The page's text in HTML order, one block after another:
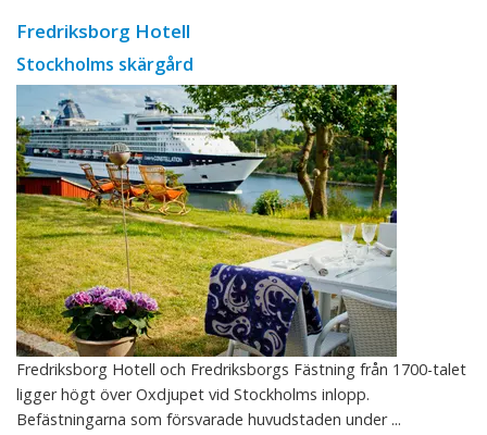
Fredriksborg Hotell
Stockholms skärgård
Fredriksborg Hotell och Fredriksborgs Fästning från 1700-talet
ligger högt över Oxdjupet vid Stockholms inlopp.
Befästningarna som försvarade huvudstaden under ...